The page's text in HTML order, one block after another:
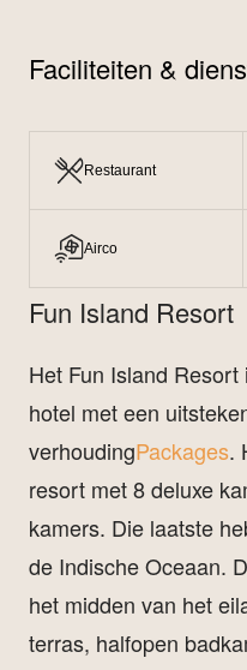
Fun Island Resort
Het Fun Island
hotel met een
verhoudingPackages.
resort met 8 deluxe
kamers. Die laatste
de Indische Oceaan.
het midden van het
terras, halfopen
Faciliteiten &
Restaurant
Airco